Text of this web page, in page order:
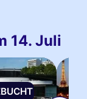
14. Juli